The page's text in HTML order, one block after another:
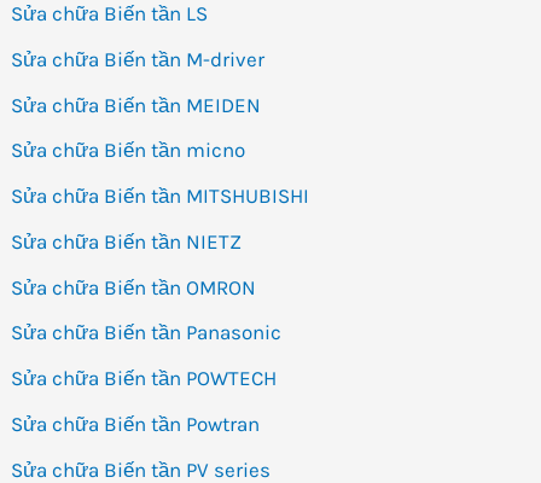
Sửa chữa Biến tần LS
Sửa chữa Biến tần M-driver
Sửa chữa Biến tần MEIDEN
Sửa chữa Biến tần micno
Sửa chữa Biến tần MITSHUBISHI
Sửa chữa Biến tần NIETZ
Sửa chữa Biến tần OMRON
Sửa chữa Biến tần Panasonic
Sửa chữa Biến tần POWTECH
Sửa chữa Biến tần Powtran
Sửa chữa Biến tần PV series